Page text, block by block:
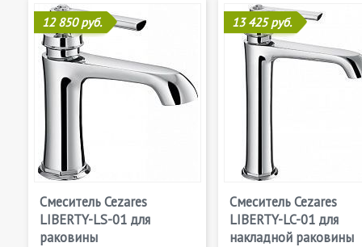
12 850 руб.
Смеситель Cezares
LIBERTY-LS-01 для
раковины
13 425 руб.
Смеситель Cezares
LIBERTY-LC-01 для
накладной раковины